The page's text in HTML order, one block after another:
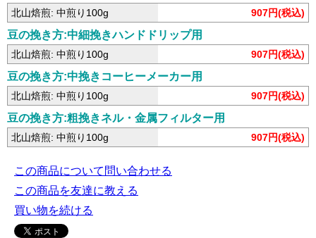
北山焙煎: 中煎り100g 907円(税込)
豆の挽き方:中細挽きハンドドリップ用
北山焙煎: 中煎り100g 907円(税込)
豆の挽き方:中挽きコーヒーメーカー用
北山焙煎: 中煎り100g 907円(税込)
豆の挽き方:粗挽きネル・金属フィルター用
北山焙煎: 中煎り100g 907円(税込)
この商品について問い合わせる
この商品を友達に教える
買い物を続ける